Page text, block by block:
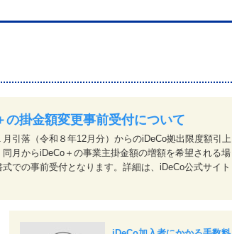
の掛金額変更事前受付について
月引落（令和８年12月分）からのiDeCo拠出限度額引上
同月からiDeCo＋の事業主掛金額の増額を希望される場
での事前受付となります。詳細は、iDeCo公式サイト